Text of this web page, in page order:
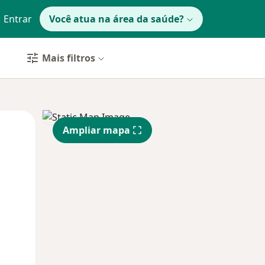
Entrar Você atua na área da saúde?
Mais filtros
Segunda-feira Ter,
11 Ago
Qua
12 Ago
Ampliar mapa